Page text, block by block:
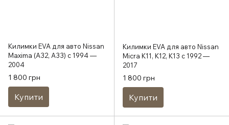
Килимки EVA для авто Nissan
Maxima (A32, A33) c 1994 —
2004
1 800 грн
Купити
Килимки EVA для авто Nissan
Micra K11, K12, K13 c 1992 —
2017
1 800 грн
Купити